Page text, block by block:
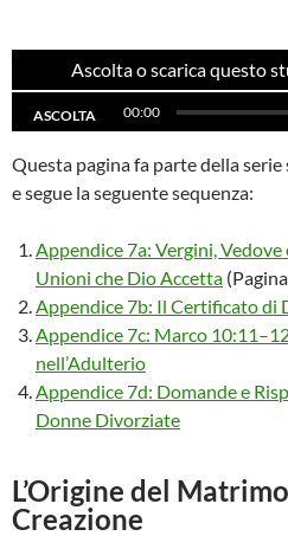
Ascolta o scarica questo
ASCOLTA 00:00
Questa pagina fa parte della
e segue la seguente sequenza:
Appendice 7a: Vergini,
Unioni che Dio Accetta
Appendice 7b: Il Certificato di
Appendice 7c: Marco
nell’Adulterio
Appendice 7d: Domande e
Donne Divorziate
L’Origine del
Creazione